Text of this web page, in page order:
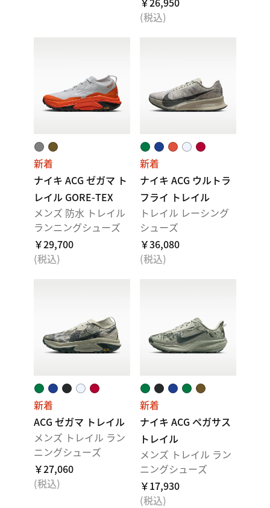
(税込)
新着
ナイキ ACG ゼガマ ト
レイル GORE-TEX
メンズ 防水 トレイル
ランニングシューズ
￥29,700
(税込)
新着
ナイキ ACG ウルトラ
フライ トレイル
トレイル レーシング
シューズ
￥36,080
(税込)
新着
ACG ゼガマ トレイル
メンズ トレイル ラン
ニングシューズ
￥27,060
(税込)
新着
ナイキ ACG ペガサス
トレイル
メンズ トレイル ラン
ニングシューズ
￥17,930
(税込)